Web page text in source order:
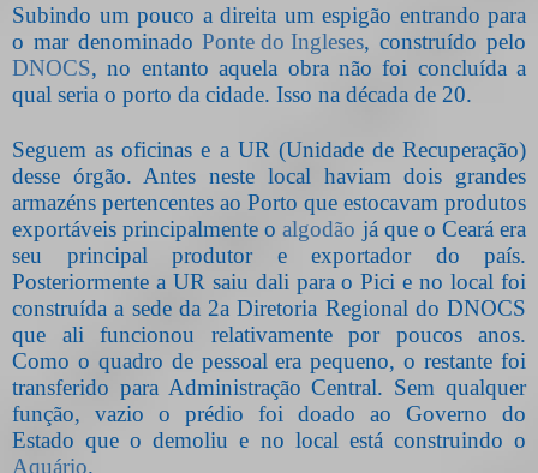
Subindo um pouco a direita um espigão entrando para
o mar denominadoPonte do Ingleses, construído pelo
DNOCS, no entanto aquela obra não foi concluída a
qual seria o porto da cidade. Isso na década de 20.
Seguem as oficinas e a UR (Unidade de Recuperação)
desse órgão. Antes neste local haviam dois grandes
armazéns pertencentes ao Porto que estocavam produtos
exportáveis principalmente oalgodão já que o Ceará era
seu principal produtor e exportador do país.
Posteriormente a UR saiu dali para o Pici e no local foi
construída a sede da 2a Diretoria Regional do DNOCS
que ali funcionou relativamente por poucos anos.
Como o quadro de pessoal era pequeno, o restante foi
transferido para Administração Central. Sem qualquer
função, vazio o prédio foi doado ao Governo do
Estado que o demoliu e no local está construindo o
Aquário.